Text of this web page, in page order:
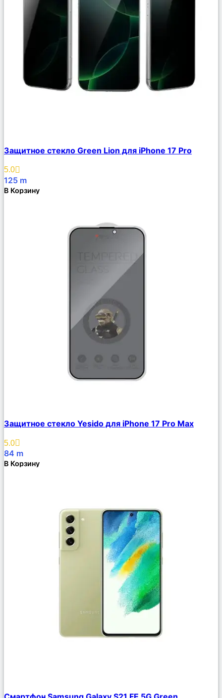
Описание
Избранное
Защитное стекло Green Lion для iPhone 17 Pro
5.0
125 m
В Корзину
Описание
Избранное
Защитное стекло Yesido для iPhone 17 Pro Max
5.0
84 m
В Корзину